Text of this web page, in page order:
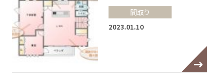
間取り
2023.01.10